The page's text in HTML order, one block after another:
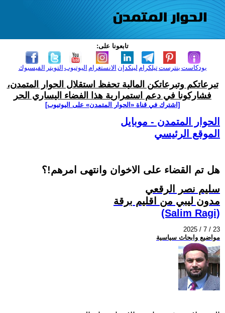
تابعونا على:
الفيسبوك التويتر اليوتيوب الانستغرام لينكدإن تيلكرامبنترست بودكاست
تبرعاتكم وتبرعاتكن المالية تحفظ استقلال الحوار المتمدن،
فشاركونا في دعم استمرارية هذا الفضاء اليساري الحر
[اشترك في قناة ‫«الحوار المتمدن» على اليوتيوب]
الحوار المتمدن - موبايل
الموقع الرئيسي
هل تم القضاء على الاخوان وانتهى امرهم!؟
سليم نصر الرقعي
مدون ليبي من اقليم برقة
(Salim Ragi)
2025 / 7 / 23
مواضيع وابحاث سياسية